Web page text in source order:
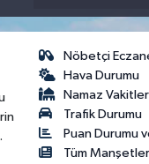
Nöbetçi
Hava Durumu
Namaz
Trafik Durumu
Puan Durumu
Tüm Manşetler